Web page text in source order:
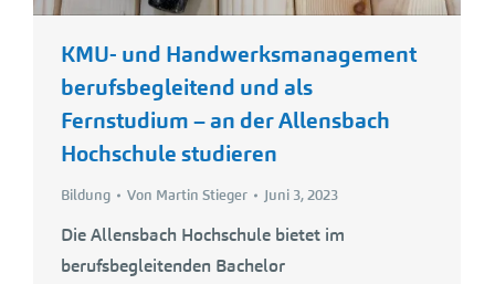
KMU- und Handwerksmanagement
berufsbegleitend und als
Fernstudium – an der Allensbach
Hochschule studieren
Bildung Von Martin Stieger Juni 3, 2023
Die Allensbach Hochschule bietet im
berufsbegleitenden Bachelor